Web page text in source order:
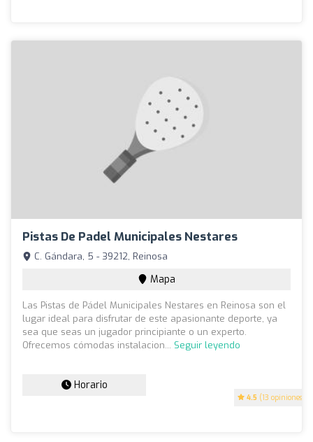
Pistas De Padel Municipales Nestares
4.5 (13 opiniones)
C. Gándara, 5 - 39212, Reinosa
Mapa
Las Pistas de Pádel Municipales Nestares en Reinosa son el
lugar ideal para disfrutar de este apasionante deporte, ya
sea que seas un jugador principiante o un experto.
Ofrecemos cómodas instalacion... Seguir leyendo
Horario